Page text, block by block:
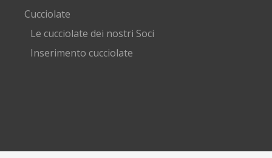
Cucciolate
Le cucciolate dei nostri Soci
Inserimento cucciolate